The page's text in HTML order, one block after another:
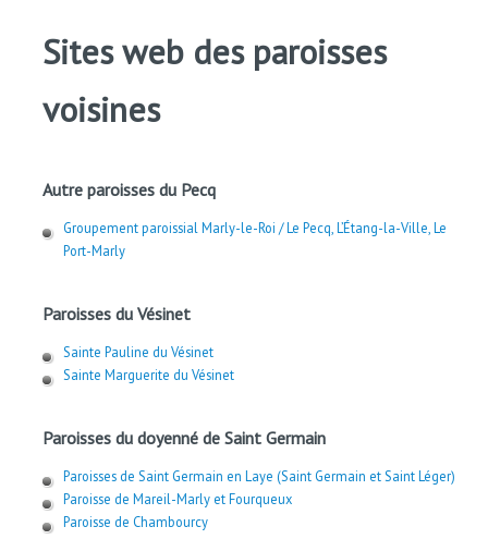
Sites web des paroisses
voisines
Autre paroisses du Pecq
Groupement paroissial Marly-le-Roi / Le Pecq, L’Étang-la-Ville, Le
Port-Marly
Paroisses du Vésinet
Sainte Pauline du Vésinet
Sainte Marguerite du Vésinet
Paroisses du doyenné de Saint Germain
Paroisses de Saint Germain en Laye (Saint Germain et Saint Léger)
Paroisse de Mareil-Marly et Fourqueux
Paroisse de Chambourcy